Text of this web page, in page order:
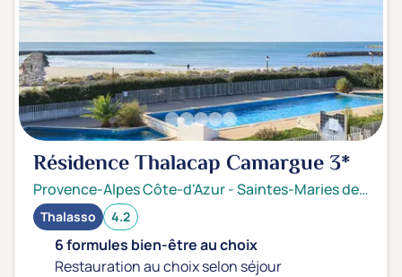
Résidence Thalacap Camargue3*
Provence-Alpes Côte-d'Azur-Saintes-Maries de la mer
Thalasso 4.2
6 formules bien-être au choix
Restauration au choix selon séjour